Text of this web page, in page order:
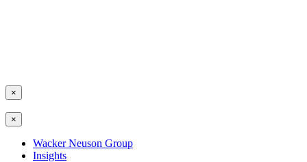
×
×
Wacker Neuson Group
Insights